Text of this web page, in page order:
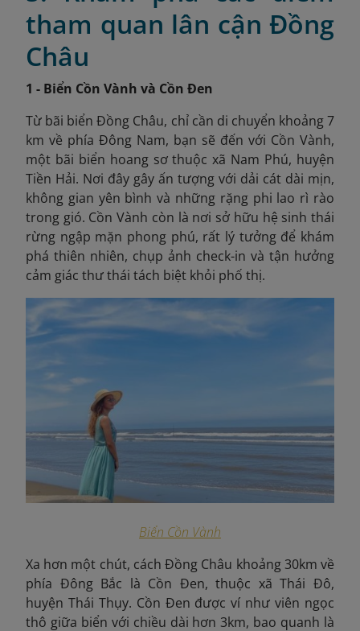
tham quan lân cận Đồng
Châu
1 - Biển Cồn Vành và Cồn Đen
Từ bãi biển Đồng Châu, chỉ cần di chuyển khoảng 7
km về phía Đông Nam, bạn sẽ đến với Cồn Vành,
một bãi biển hoang sơ thuộc xã Nam Phú, huyện
Tiền Hải. Nơi đây gây ấn tượng với dải cát dài mịn,
không gian yên bình và những rặng phi lao rì rào
trong gió. Cồn Vành còn là nơi sở hữu hệ sinh thái
rừng ngập mặn phong phú, rất lý tưởng để khám
phá thiên nhiên, chụp ảnh check-in và tận hưởng
cảm giác thư thái tách biệt khỏi phố thị.
Biển Cồn Vành
Xa hơn một chút, cách Đồng Châu khoảng 30km về
phía Đông Bắc là Cồn Đen, thuộc xã Thái Đô,
huyện Thái Thụy. Cồn Đen được ví như viên ngọc
thô giữa biển với chiều dài hơn 3km, bao quanh là